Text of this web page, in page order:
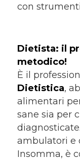
con
Dietista: il
metodico!
È il
Dietistica,
alimentari
sane sia per
ambulatori e
Insomma, è